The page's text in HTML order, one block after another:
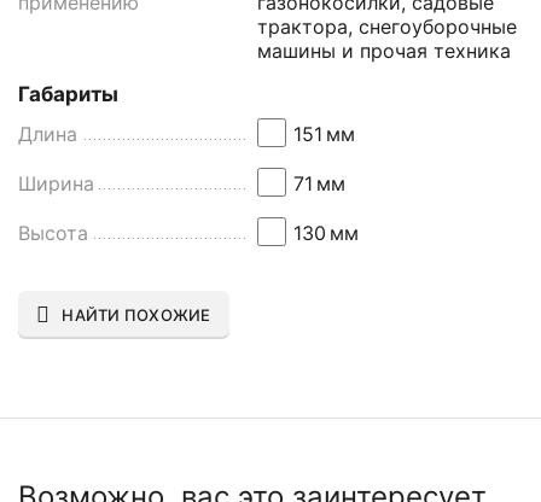
трактора, снегоуборочные
машины и прочая техника
Габариты
Длина
151 мм
Ширина 71 мм
Высота 130 мм
НАЙТИ ПОХОЖИЕ